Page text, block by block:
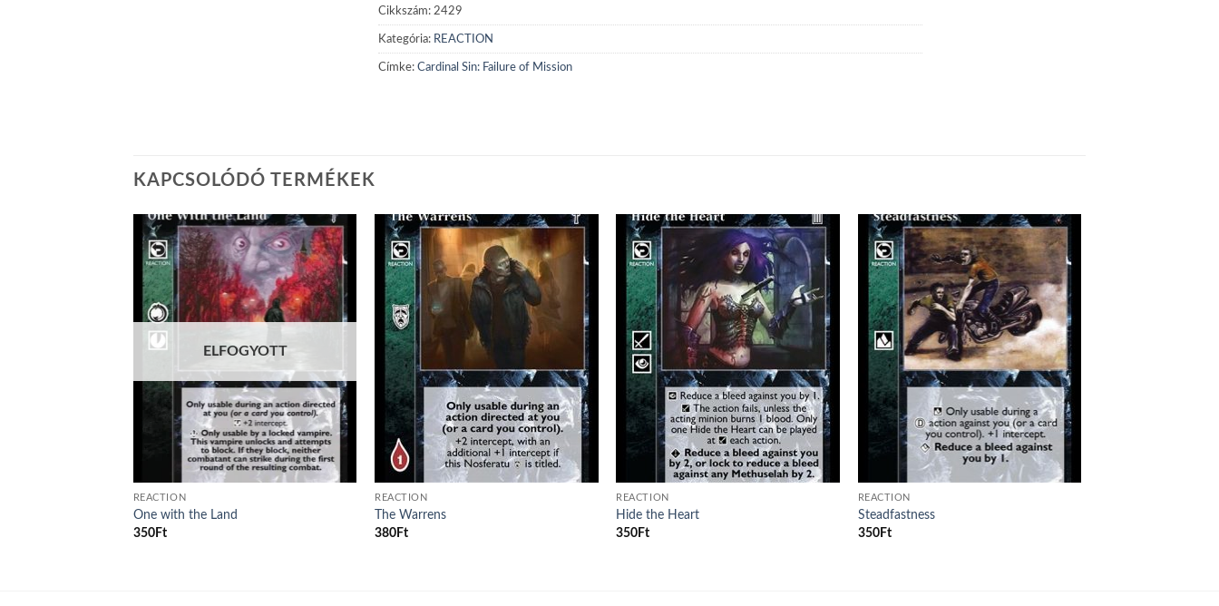
Cikkszám: 2429
Kategória: REACTION
Címke: Cardinal Sin: Failure of Mission
KAPCSOLÓDÓ TERMÉKEK
Add to
wishlist
ELFOGYOTT
REACTION
One with the Land
350Ft
Add to
wishlist
REACTION
The Warrens
380 Ft
Add to
wishlist
REACTION
Hide the Heart
350 Ft
Add to
wishlist
REACTION
Steadfastness
350Ft